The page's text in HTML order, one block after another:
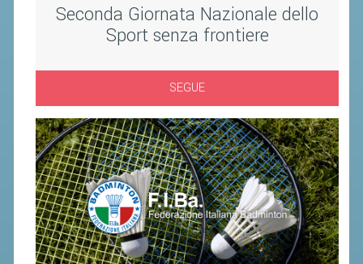
Seconda Giornata Nazionale dello
Sport senza frontiere
SEGUE
NUOVI GIOCHI DELLA GIOVENTÙ
PROGETTO SHUTTLE TIME
ENTI DI PROMOZIONE SPORTIVA
PROGETTI CONI
PROGETTI SPORT E SALUTE
FORMAZIONE